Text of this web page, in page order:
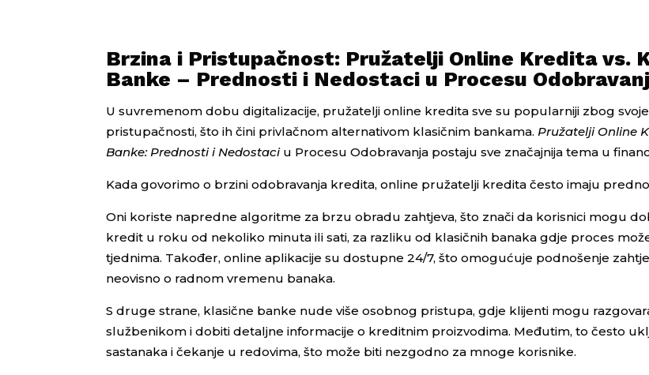
Brzina i Pristupačnost: Pružatelji Online Kredita vs.
Banke – Prednosti i Nedostaci u Procesu
U suvremenom dobu digitalizacije, pružatelji online kredita sve su popularniji zbog
pristupačnosti, što ih čini privlačnom alternativom klasičnim bankama. Pružatelji Online
Banke: Prednosti i Nedostaciu Procesu Odobravanja postaju sve značajnija tema u
Kada govorimo o brzini odobravanja kredita, online pružatelji kredita često imaju
Oni koriste napredne algoritme za brzu obradu zahtjeva, što znači da korisnici mogu
kredit u roku od nekoliko minuta ili sati, za razliku od klasičnih banaka gdje proces
tjednima. Također, online aplikacije su dostupne 24/7, što omogućuje podnošenje
neovisno o radnom vremenu banaka.
S druge strane, klasične banke nude više osobnog pristupa, gdje klijenti mogu
službenikom i dobiti detaljne informacije o kreditnim proizvodima. Međutim, to često
sastanaka i čekanje u redovima, što može biti nezgodno za mnoge korisnike.